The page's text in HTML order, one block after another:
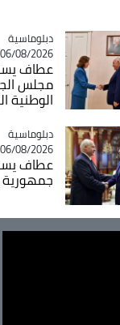
Catégorie
دبلوماسية
06/08/2026 - 18:37
عطاف
مجلس
الوطنية
Catégorie
دبلوماسية
06/08/2026 - 14:48
عطاف
جمهورية